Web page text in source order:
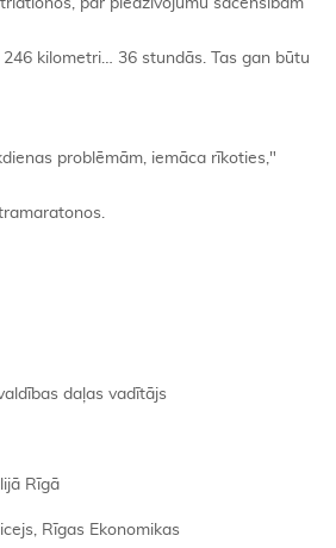
par piedzīvojumu sacensībām
kilometri… 36 stundās. Tas gan būtu
problēmām, iemāca rīkoties,"
daļas vadītājs
Rīgā
Rīgas Ekonomikas